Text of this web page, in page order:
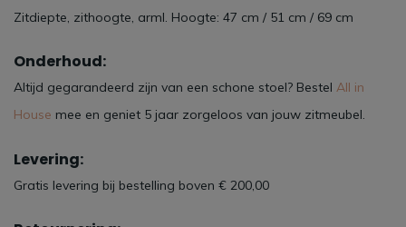
Zitdiepte, zithoogte, arml. Hoogte: 47 cm / 51 cm / 69 cm
Onderhoud:
Altijd gegarandeerd zijn van een schone stoel? Bestel All in
House mee en geniet 5 jaar zorgeloos van jouw zitmeubel.
Levering:
Gratis levering bij bestelling boven € 200,00